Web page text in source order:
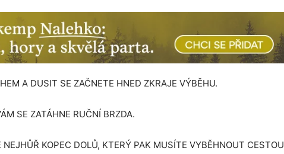
A DUSIT SE ZAČNETE HNED ZKRAJE VÝBĚHU.
SE ZATÁHNE RUČNÍ BRZDA.
NEJHŮŘ KOPEC DOLŮ, KTERÝ PAK MUSÍTE VYBĚHNOUT CESTOU